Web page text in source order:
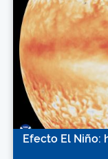
Efecto El Niño: